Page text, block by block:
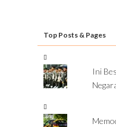
Top Posts & Pages
Ini